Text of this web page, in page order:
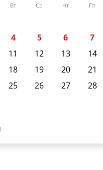
Вт Ср Чт Пт
4 5 6 7
11 12 13 14
18 19 20 21
25 26 27 28